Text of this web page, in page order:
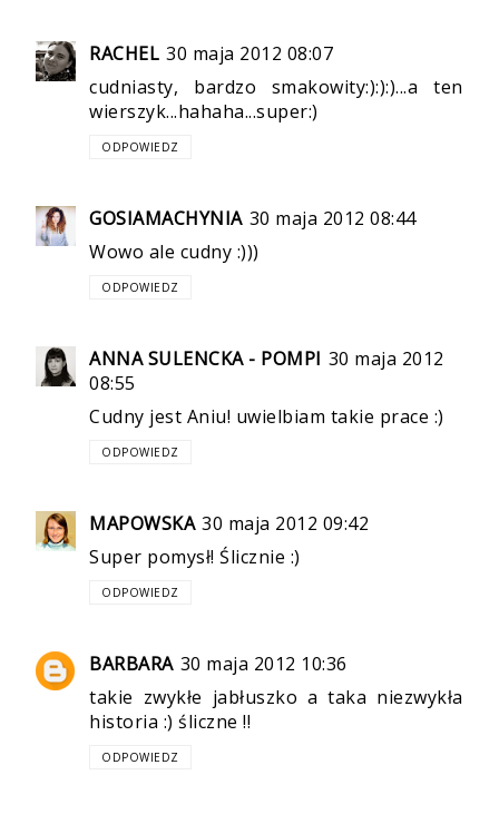
RACHEL 30 maja 2012 08:07
cudniasty, bardzo smakowity:):):)...a ten
wierszyk...hahaha...super:)
ODPOWIEDZ
GOSIAMACHYNIA 30 maja 2012 08:44
Wowo ale cudny :)))
ODPOWIEDZ
ANNA SULENCKA - POMPI 30 maja 2012
08:55
Cudny jest Aniu! uwielbiam takie prace :)
ODPOWIEDZ
MAPOWSKA 30 maja 2012 09:42
Super pomysł! Ślicznie :)
ODPOWIEDZ
BARBARA 30 maja 2012 10:36
takie zwykłe jabłuszko a taka niezwykła
historia :) śliczne !!
ODPOWIEDZ